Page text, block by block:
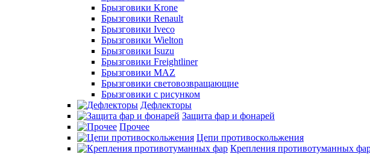
Брызговики Krone
Брызговики Renault
Брызговики Iveco
Брызговики Wielton
Брызговики Isuzu
Брызговики Freightliner
Брызговики MAZ
Брызговики световозвращающие
Брызговики с рисунком
Дефлекторы
Защита фар и фонарей
Прочее
Цепи противоскольжения
Крепления противотуманных